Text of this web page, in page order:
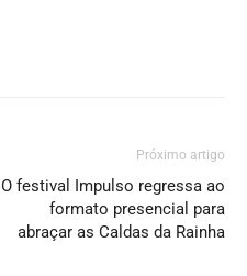
Próximo artigo
O festival Impulso regressa ao
formato presencial para
abraçar as Caldas da Rainha